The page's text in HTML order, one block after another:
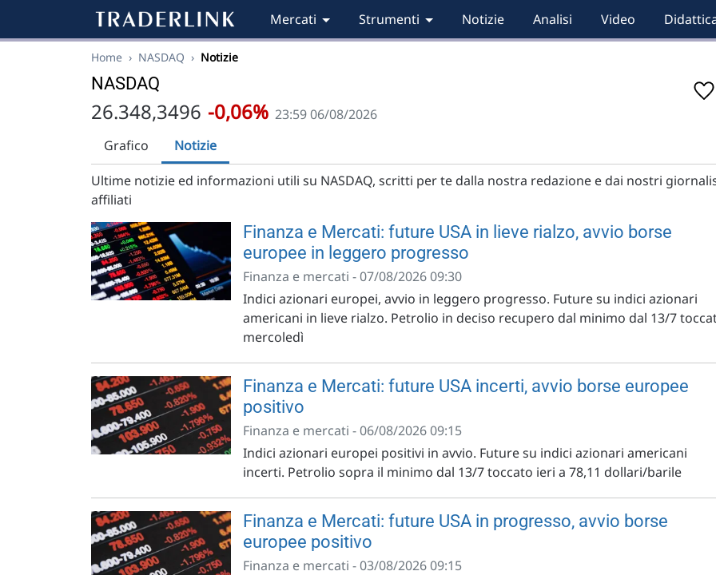
Mercati Strumenti Notizie Analisi Video
Home › NASDAQ › Notizie
NASDAQ
26.348,3496 -0,06% 23:59 06/08/2026
Grafico
Notizie
Ultime notizie ed informazioni utili su NASDAQ, scritti per te dalla nostra redazione e dai nostri
affiliati
Finanza e Mercati: future USA in lieve rialzo, avvio borse
europee in leggero progresso
Finanza e mercati - 07/08/2026 09:30
Indici azionari europei, avvio in leggero progresso. Future su indici azionari
americani in lieve rialzo. Petrolio in deciso recupero dal minimo dal 13/7
mercoledì
Finanza e Mercati: future USA incerti, avvio borse europee
positivo
Finanza e mercati - 06/08/2026 09:15
Indici azionari europei positivi in avvio. Future su indici azionari americani
incerti. Petrolio sopra il minimo dal 13/7 toccato ieri a 78,11 dollari/barile
Finanza e Mercati: future USA in progresso, avvio borse
europee positivo
Finanza e mercati - 03/08/2026 09:15